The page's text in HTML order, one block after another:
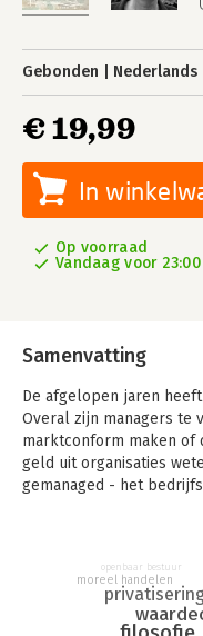
Gebonden Nederlands
€ 19,99
In
Op voorraad
Vandaag voor
Samenvatting
De afgelopen jaren
Overal zijn managers te
marktconform maken of
geld uit organisaties
gemanaged - het
In Voorbij de
Quené niet alleen
moreel handelen
openbaar bestuur